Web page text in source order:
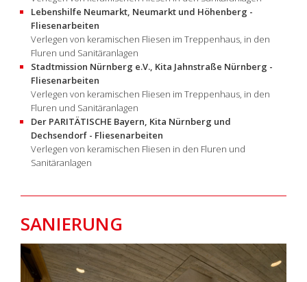
Lebenshilfe Neumarkt, Neumarkt und Höhenberg -
Fliesenarbeiten
Verlegen von keramischen Fliesen im Treppenhaus, in den
Fluren und Sanitäranlagen
Stadtmission Nürnberg e.V., Kita Jahnstraße Nürnberg -
Fliesenarbeiten
Verlegen von keramischen Fliesen im Treppenhaus, in den
Fluren und Sanitäranlagen
Der PARITÄTISCHE Bayern, Kita Nürnberg und
Dechsendorf - Fliesenarbeiten
Verlegen von keramischen Fliesen in den Fluren und
Sanitäranlagen
SANIERUNG